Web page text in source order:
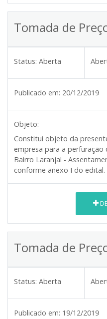
Tomada de
Status: Aberta
Publicado em: 20/12/2019
Objeto:
Constitui objeto da
empresa para a
Bairro Laranjal -
conforme anexo I do edital.
Tomada de
Status: Aberta
Publicado em: 19/12/2019